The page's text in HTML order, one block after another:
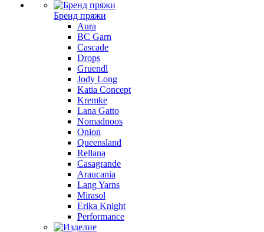
Бренд пряжи
Aura
BC Garn
Cascade
Drops
Gruendl
Jody Long
Katia Concept
Kremke
Lana Gatto
Nomadnoos
Onion
Queensland
Rellana
Casagrande
Araucania
Lang Yarns
Mirasol
Erika Knight
Performance